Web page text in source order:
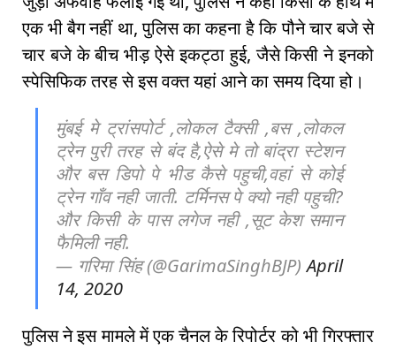
एक भी बैग नहीं था, पुलिस का कहना है कि पौने चार बजे से
चार बजे के बीच भीड़ ऐसे इकट्ठा हुई, जैसे किसी ने इनको
स्पेसिफिक तरह से इस वक्त यहां आने का समय दिया हो।
मुंबई मे ट्रांसपोर्ट ,लोकल टैक्सी ,बस ,लोकल
ट्रेन पुरी तरह से बंद है,ऐसे मे तो बांद्रा स्टेशन
और बस डिपो पे भीड कैसे पहुची,वहां से कोई
ट्रेन गाँव नही जाती. टर्मिनस पे क्यो नही पहुची?
और किसी के पास लगेज नही ,सूट केश समान
फैमिली नही.
— गरिमा सिंह (@GarimaSinghBJP)April
14, 2020
पुलिस ने इस मामले में एक चैनल के रिपोर्टर को भी गिरफ्तार